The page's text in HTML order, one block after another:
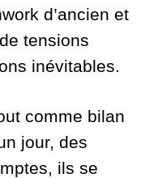
d’ancien et
tensions
inévitables.
comme bilan
jour, des
ils se